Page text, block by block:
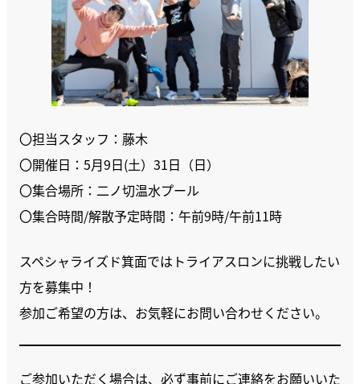
〇担当スタッフ：藤木
〇開催日：5月9日(土）31日（日）
〇集合場所：二ノ切温水プール
〇集合時間/解散予定時間：午前9時/午前11時
スペシャライズド箕面ではトライアスロンに挑戦したい
方を募集中！
参加ご希望の方は、お気軽にお問い合わせください。
ご参加いただく場合は、必ず事前にご連絡をお願いいた